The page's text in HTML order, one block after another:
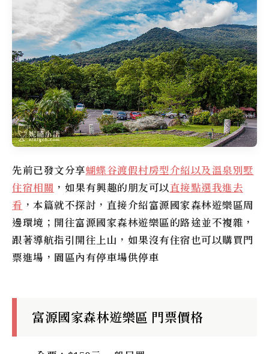
先前已發文分享蝴蝶谷渡假村房型介紹以及溫泉別墅
住宿相關 ，如果有興趣的朋友可以直接點選我進去
看 ，本篇就不探討，直接介紹富源國家森林遊樂區周
邊環境；開往富源國家森林遊樂區的路途並不複雜，
跟著導航指引開往上山，如果沒有住宿也可以購買門
票進場，園區內有停車場供停車
富源國家森林遊樂區 門票價格